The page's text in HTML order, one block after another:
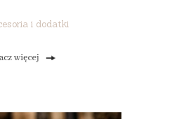
i dodatki